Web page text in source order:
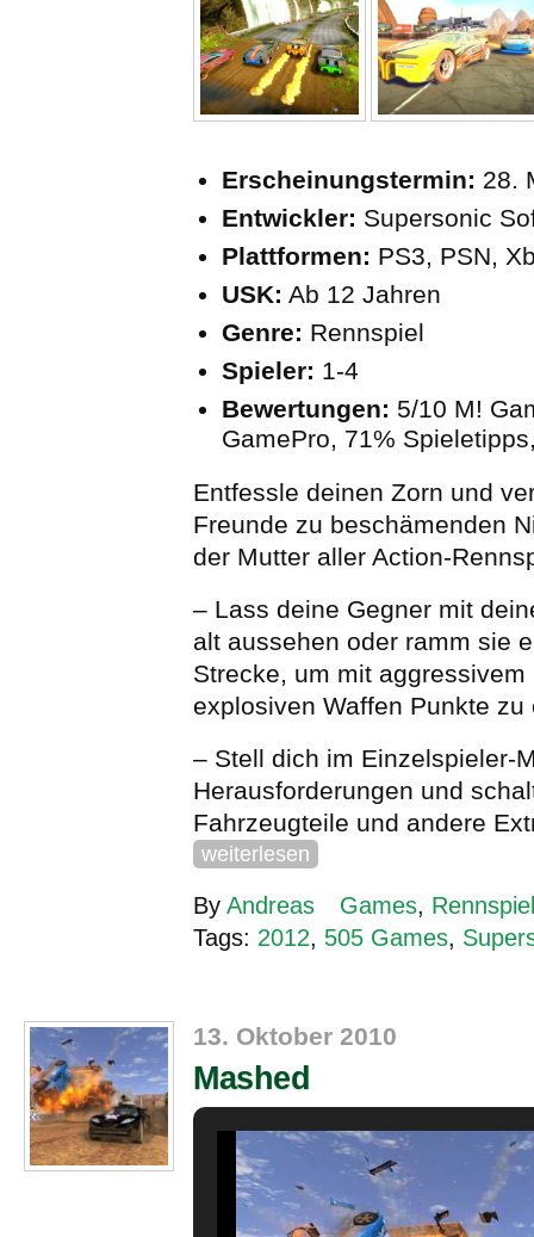
Erscheinungstermin: 28.
Entwickler: Supersonic
Plattformen: PS3, PSN,
USK: Ab 12 Jahren
Genre: Rennspiel
Spieler: 1-4
Bewertungen: 5/10 M!
GamePro, 71%
Entfessle deinen Zorn und
Freunde zu beschämenden
der Mutter aller Action-
– Lass deine Gegner mit
alt aussehen oder ramm sie
Strecke, um mit
explosiven Waffen Punkte zu
– Stell dich im Einzelspieler-
Herausforderungen und
Fahrzeugteile und andere
weiterlesen
By Andreas Games, Rennspiel
Tags: 2012, 505 Games,
13. Oktober 2010
Mashed